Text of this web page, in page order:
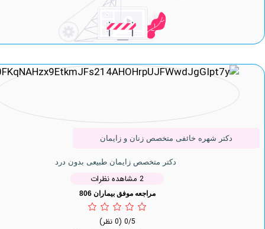
دکتر شهره خائفی متخصص زنان و زایمان
دکتر متخصص زایمان طبیعی بدون درد
مراجعه موفق بیماران 806